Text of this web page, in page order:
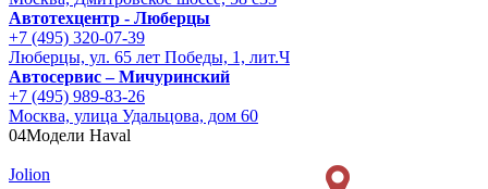
Автотехцентр - Люберцы
+7 (495) 320-07-39
Люберцы, ул. 65 лет Победы, 1, лит.Ч
Автосервис – Мичуринский
+7 (495) 989-83-26
Москва, улица Удальцова, дом 60
04Модели Haval
Jolion